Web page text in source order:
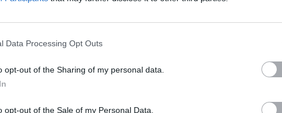
Data Processing Opt Outs
opt-out of the Sharing of my personal data.
opt-out of the Sale of my Personal Data.
pol. V, SR 30000, FEC 2/3, DVB-S2/8PSK,FTA
Pick
příběhy, kterým nebudete chtít věřit
Top